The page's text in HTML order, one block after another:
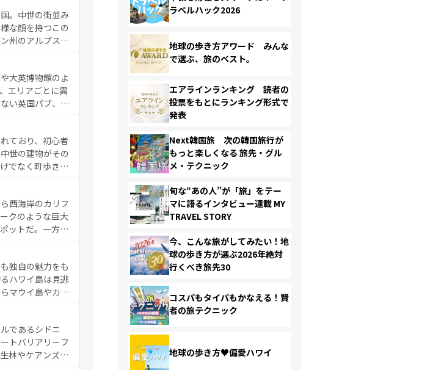
ァンスの香り高
魅力が溢れてお
地方に足を運ぶ
ンス情報はコンテンツ
。中世の街並み
な顔を持つこの
州のアルプスの
大英博物館のよ
エリアごとに異
い英国パブ、サ
ており、初心者
世の建物がその
でなく町歩きも
着
西海岸のカリフ
クのような巨大
ットだ。一方、
した独特の文化
と豊かな歴史を
らではの贅沢な
い。
独自の魅力をも
ハワイ島は見逃
マウイ島やカウ
れるハワイの
など、すべて
ワイを、存分に
い。
であるシドニ
トバリアリーフ
林やケアンズの
ラベルハック2026
地球の歩き方アワード みんな
で選ぶ、旅のベスト。
エアラインランキング 読者の
投票をもとにランキング形式で
発表
Next韓国旅 次の韓国旅行が
もっと楽しくなる 旅先・グル
メ・テクニック
旬な“あの人”が「旅」をテー
マに語るインタビュー連載 MY
TRAVEL STORY
今、こんな旅がしてみたい！地
球の歩き方が選ぶ2026年絶対
行くべき旅先30
コスパもタイパもかなえる！賢
者の旅テクニック
地球の歩き方♥偏愛ハワイ